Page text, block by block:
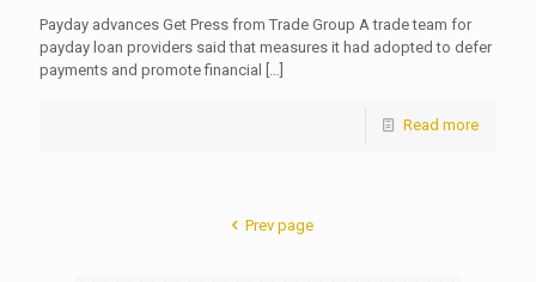
Payday advances Get Press from Trade Group A trade team for
payday loan providers said that measures it had adopted to defer
payments and promote financial
[…]
Read more
Prev page